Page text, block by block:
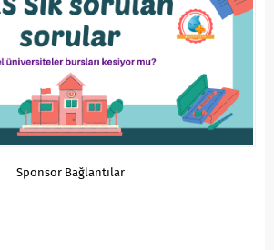
Sponsor Bağlantılar